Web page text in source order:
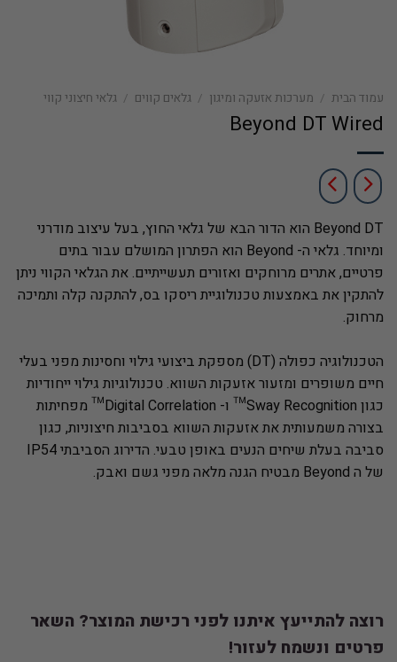
עמוד הבית / מערכות אזעקה ומיגון / גלאים קווים / גלאי חיצוני קווי
Beyond DT Wired
Beyond DT הוא הדור הבא של גלאי החוץ, בעל עיצוב מודרני
ומיוחד. גלאי ה- Beyond הוא הפתרון המושלם עבור בתים
פרטיים, אתרים מרוחקים ואזורים תעשייתיים. את הגלאי הקווי ניתן
להתקין את באמצעות טכנולוגיית ריסקו בס, להתקנה קלה ותמיכה
מרחוק.
הטכנולוגיה כפולה (DT) מספקת ביצועי גילוי וחסינות מפני בעלי
חיים משופרים ומזעור אזעקות השווא. טכנולוגיות גילוי ייחודיות
כגון Sway Recognition™ ו- Digital Correlation™ מפחיתות
בצורה משמעותית את אזעקות השווא בסביבות חיצוניות, כגון
סביבה בעלת שיחים הנעים באופן טבעי. הדירוג הסביבתי IP54
של ה Beyond מבטיח הגנה מלאה מפני גשם ואבק.
רוצה להתייעץ איתנו לפני רכישת המוצר? השאר
פרטים ונשמח לעזור!